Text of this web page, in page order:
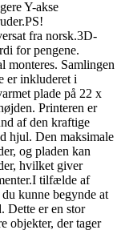
Y-akse
fra norsk.3D-
for pengene.
monteres. Samlingen
er inkluderet i
plade på 22 x
Printeren er
af den kraftige
hjul. Den maksimale
og pladen kan
hvilket giver
tilfælde af
kunne begynde at
Dette er en stor
objekter, der tager